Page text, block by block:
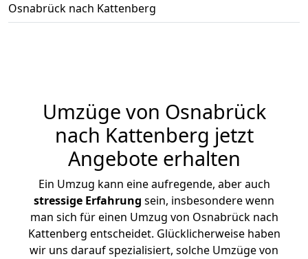
Osnabrück nach Kattenberg
Umzüge von Osnabrück
nach Kattenberg jetzt
Angebote erhalten
Ein Umzug kann eine aufregende, aber auch
stressige Erfahrung sein, insbesondere wenn
man sich für einen Umzug von Osnabrück nach
Kattenberg entscheidet. Glücklicherweise haben
wir uns darauf spezialisiert, solche Umzüge von